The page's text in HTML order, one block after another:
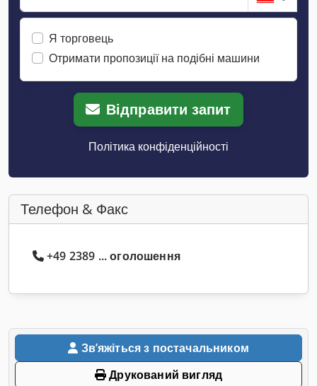
Я торговець
Отримати пропозиції на подібні машини
Відправити запит
Політика конфіденційності
Телефон & Факс
+49 2389 ... оголошення
Звʼяжіться з постачальником
Друкований вигляд